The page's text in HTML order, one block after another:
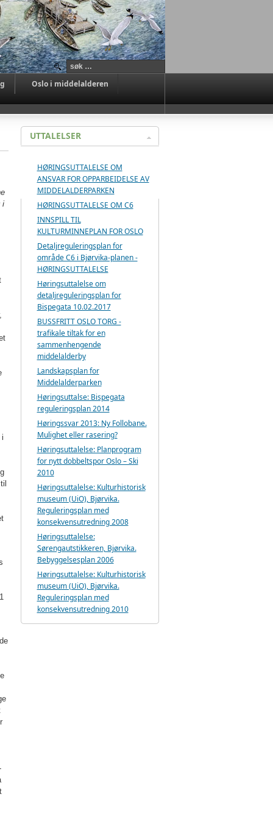
Oslo i middelalderen
i
i
UTTALELSER
HØRINGSUTTALELSE OM
ANSVAR FOR OPPARBEIDELSE AV
MIDDELALDERPARKEN
HØRINGSUTTALELSE OM C6
INNSPILL TIL
KULTURMINNEPLAN FOR OSLO
Detaljreguleringsplan for
område C6 i Bjørvika-planen -
HØRINGSUTTALELSE
Høringsuttalelse om
detaljreguleringsplan for
Bispegata 10.02.2017
BUSSFRITT OSLO TORG -
trafikale tiltak for en
sammenhengende
middelalderby
Landskapsplan for
Middelalderparken
Høringsuttalse: Bispegata
reguleringsplan 2014
Høringssvar 2013: Ny Follobane.
Mulighet eller rasering?
Høringsuttalelse: Planprogram
for nytt dobbeltspor Oslo – Ski
2010
Høringsuttalelse: Kulturhistorisk
museum (UiO), Bjørvika.
Reguleringsplan med
konsekvensutredning 2008
Høringsuttalelse:
Sørengautstikkeren, Bjørvika.
Bebyggelsesplan 2006
Høringsuttalelse: Kulturhistorisk
museum (UiO), Bjørvika.
Reguleringsplan med
konsekvensutredning 2010